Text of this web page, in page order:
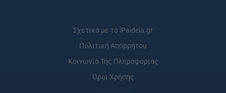
Σχετικά με το iPaideia.gr
Πολιτική Απορρήτου
Κοινωνία Της Πληροφορίας
Όροι Χρήσης